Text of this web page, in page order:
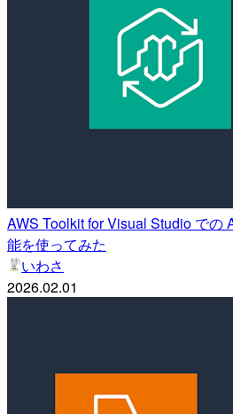
AWS Toolkit for Visual Studio での
能を使ってみた
いわさ
2026.02.01